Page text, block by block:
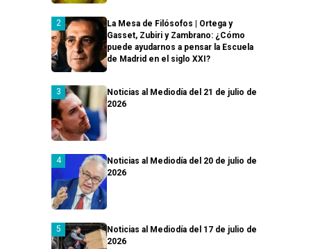
La Mesa de Filósofos | Ortega y
Gasset, Zubiri y Zambrano: ¿Cómo
puede ayudarnos a pensar la Escuela
de Madrid en el siglo XXI?
Noticias al Mediodía del 21 de julio de
2026
Noticias al Mediodía del 20 de julio de
2026
Noticias al Mediodía del 17 de julio de
2026